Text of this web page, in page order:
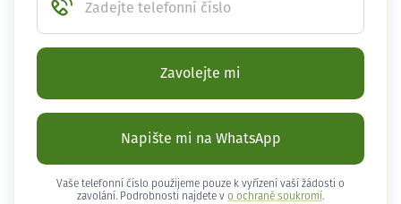
Zadejte telefonní číslo
Zavolejte mi
Napište mi na WhatsApp
Vaše telefonní číslo použijeme pouze k vyřízení vaší žádosti o
zavolání. Podrobnosti najdete v o ochraně soukromí .